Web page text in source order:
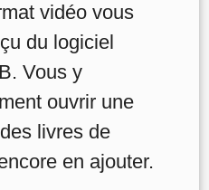
vidéo vous
du logiciel
Vous y
ouvrir une
livres de
en ajouter.